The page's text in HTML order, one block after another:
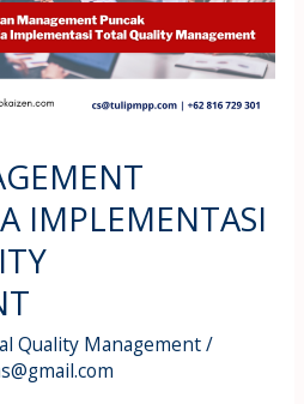
IMPLEMENTASI
Quality Management/